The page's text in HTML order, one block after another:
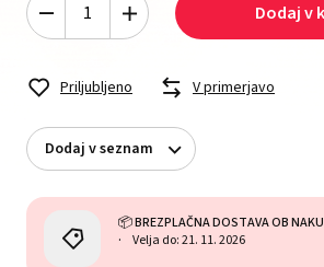
Dodaj v
Priljubljeno V primerjavo
Dodaj v seznam
📦 BREZPLAČNA DOSTAVA OB
Velja do: 21. 11. 2026